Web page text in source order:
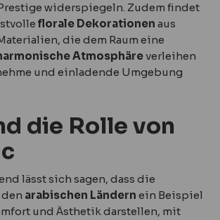
widerspiegeln. Zudem findet
florale Dekorationen aus
die dem Raum eine
Atmosphäreverleihen
und einladende Umgebung
die Rolle von
lässt sich sagen, dass die
arabischen Ländern ein Beispiel
und Ästhetik darstellen, mit